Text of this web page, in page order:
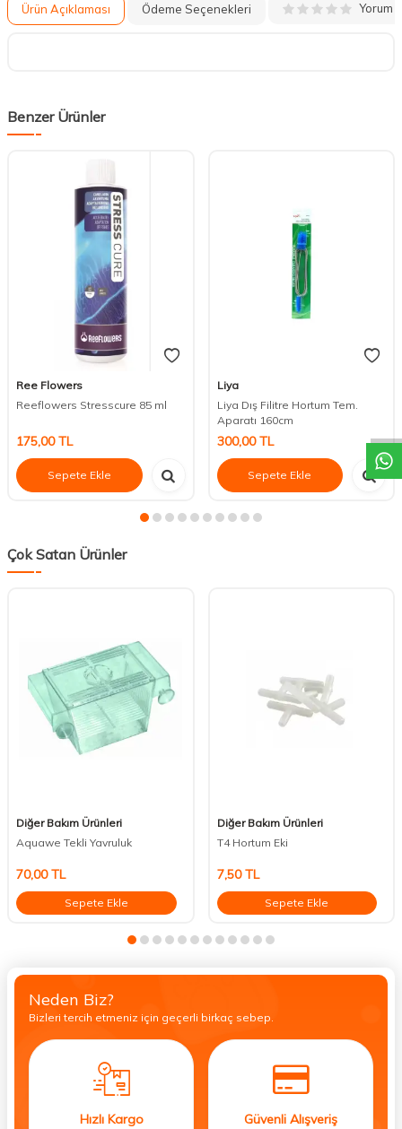
Ürün Açıklaması Ödeme Seçenekleri Yorum
Benzer Ürünler
Ree Flowers
Reeflowers Stresscure 85 ml
175,00TL
Sepete Ekle
Liya
Liya Dış Filitre Hortum Tem.
Aparatı 160cm
300,00TL
Sepete Ekle
Çok Satan Ürünler
Diğer Bakım Ürünleri
Aquawe Tekli Yavruluk
70,00TL
Sepete Ekle
Diğer Bakım Ürünleri
T4 Hortum Eki
7,50TL
Sepete Ekle
Neden Biz?
Bizleri tercih etmeniz için geçerli birkaç sebep.
Hızlı Kargo Güvenli Alışveriş